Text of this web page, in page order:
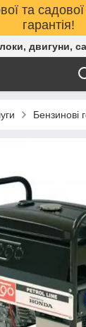
та садової
гарантія!
двигуни,
Бензинові